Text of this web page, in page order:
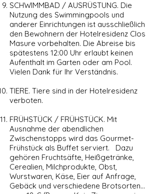
SCHWIMMBAD / AUSRÜSTUNG. Die
Nutzung des Swimmingpools und
anderer Einrichtungen ist ausschließlich
den Bewohnern der Hotelresidenz Clos
Masure vorbehalten. Die Abreise bis
spätestens 12:00 Uhr erlaubt keinen
Aufenthalt im Garten oder am Pool.
Vielen Dank für Ihr Verständnis.
TIERE. Tiere sind in der Hotelresidenz
verboten.
FRÜHSTÜCK / FRÜHSTÜCK. Mit
Ausnahme der abendlichen
Zwischenstopps wird das Gourmet-
Frühstück als Buffet serviert. Dazu
gehören Fruchtsäfte, Heißgetränke,
Cerealien, Milchprodukte, Obst,
Wurstwaren, Käse, Eier auf Anfrage,
Gebäck und verschiedene Brotsorten...